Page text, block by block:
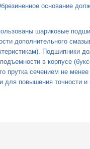
основание
шариковые
дополнительного
Подшипники
в корпусе
прутка сечением не
для повышения точности и